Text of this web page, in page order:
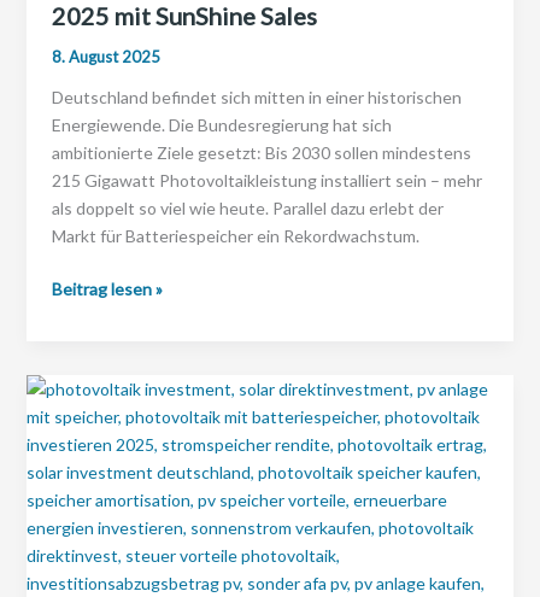
2025 mit SunShine Sales
8. August 2025
Deutschland befindet sich mitten in einer historischen
Energiewende. Die Bundesregierung hat sich
ambitionierte Ziele gesetzt: Bis 2030 sollen mindestens
215 Gigawatt Photovoltaikleistung installiert sein – mehr
als doppelt so viel wie heute. Parallel dazu erlebt der
Markt für Batteriespeicher ein Rekordwachstum.
Deutschland
Investments
mit
Speicher
–
Chancen
2025
mit
SunShine
Beitrag lesen »